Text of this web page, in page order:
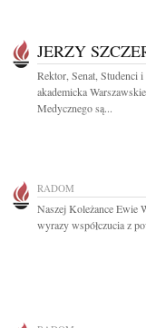
JERZY
Rektor, Senat, Studenci i
akademicka
Medycznego są...
RADOM
Naszej Koleżance Ewie
wyrazy współczucia z